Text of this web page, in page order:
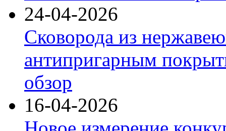
24-04-2026
Сковорода из
антипригарным
обзор
16-04-2026